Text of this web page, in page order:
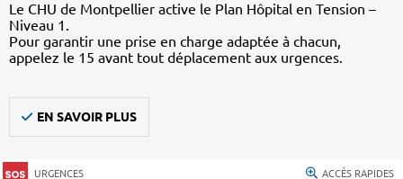
Le CHU de Montpellier active le Plan Hôpital en Tension –
Niveau 1.
Pour garantir une prise en charge adaptée à chacun,
appelez le 15 avant tout déplacement aux urgences.
EN SAVOIR PLUS
URGENCES ACCÈS RAPIDES